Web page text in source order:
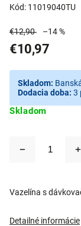
Kód: 11019040TU
€12,90 –14 %
€10,97
Skladom
Skladom:
Dodacia doba: 3
Vazelína s
Detailné informácie